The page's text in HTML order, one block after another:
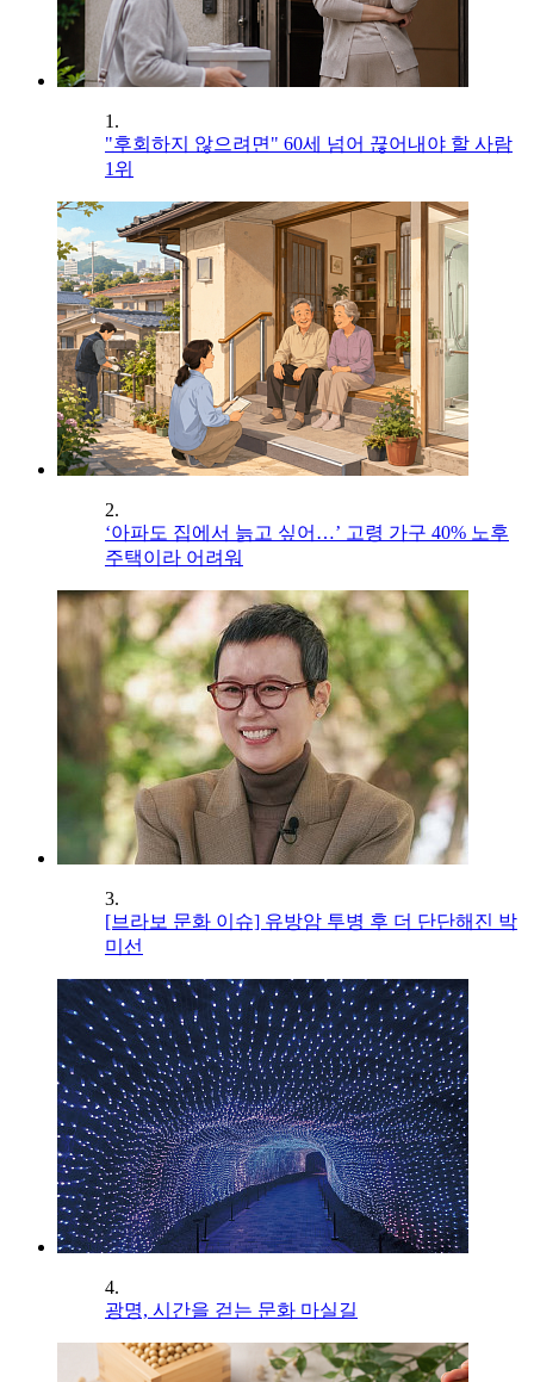
1.
"후회하지 않으려면" 60세 넘어 끊어내야 할 사람
1위
2.
‘아파도 집에서 늙고 싶어…’ 고령 가구 40% 노후
주택이라 어려워
3.
[브라보 문화 이슈] 유방암 투병 후 더 단단해진 박
미선
4.
광명, 시간을 걷는 문화 마실길